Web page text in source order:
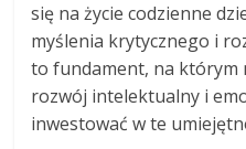
się na życie codzienne
myślenia krytycznego i
to fundament, na którym
rozwój intelektualny i
inwestować w te